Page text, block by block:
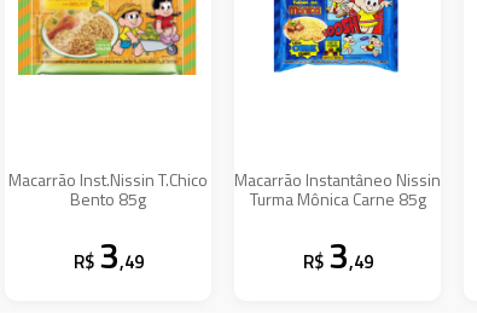
Macarrão Inst.Nissin T.Chico
Bento 85g
R$ 3,49
Macarrão Instantâneo Nissin
Turma Mônica Carne 85g
R$ 3,49